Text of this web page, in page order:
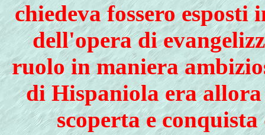
chiedeva fossero esposti
dell'opera di
ruolo in maniera
di Hispaniola era
scoperta e